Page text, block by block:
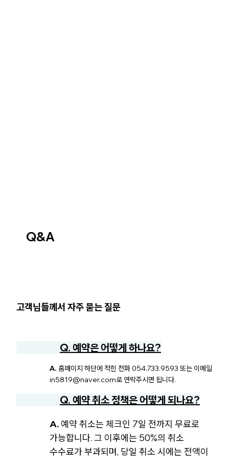
Q&A
고객님들께서 자주 묻는 질문
Q. 예약은 어떻게 하나요?
A. 홈페이지 하단에 적힌 전화 054.733.9593 또는 이메일
in5819@naver.com로 연락주시면 됩니다.
Q. 예약 취소 정책은 어떻게 되나요?
A.예약 취소는 체크인 7일 전까지 무료로
가능합니다. 그 이후에는 50%의 취소
수수료가 부과되며, 당일 취소 시에는 전액이